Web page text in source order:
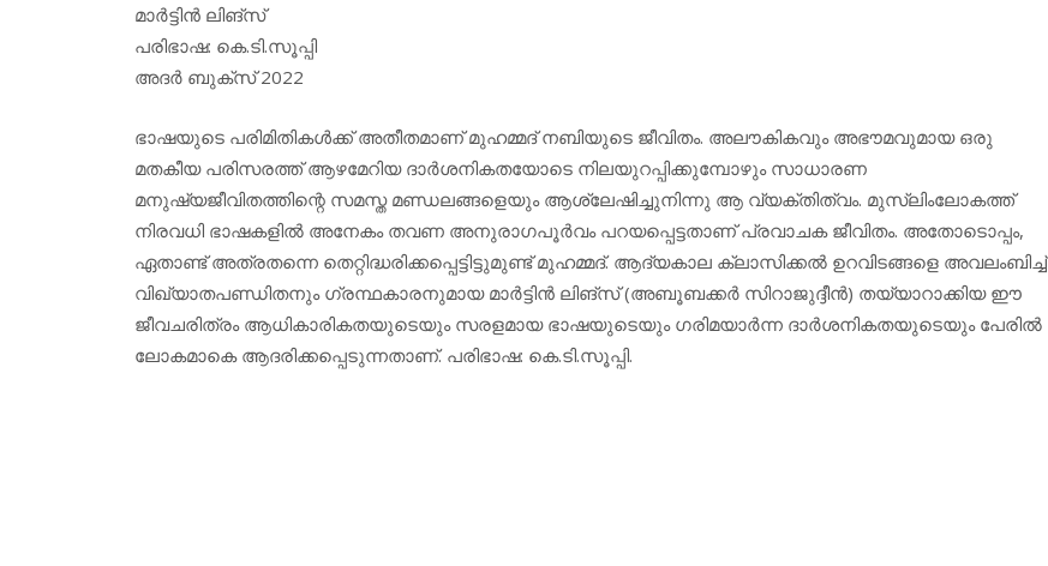
മാര്‍ട്ടിന്‍ ലിങ്‌സ്
പരിഭാഷ: കെ.ടി.സൂപ്പി
അദര്‍ ബുക്‌സ് 2022
ഭാഷയുടെ പരിമിതികള്‍ക്ക് അതീതമാണ് മുഹമ്മദ് നബിയുടെ ജീവിതം. അലൗകികവും അഭൗമവുമായ ഒരു
മതകീയ പരിസരത്ത് ആഴമേറിയ ദാര്‍ശനികതയോടെ നിലയുറപ്പിക്കുമ്പോഴും സാധാരണ
മനുഷ്യജീവിതത്തിന്റെ സമസ്ത മണ്ഡലങ്ങളെയും ആശ്ലേഷിച്ചുനിന്നു ആ വ്യക്തിത്വം. മുസ്ലിംലോകത്ത്
നിരവധി ഭാഷകളില്‍ അനേകം തവണ അനുരാഗപൂര്‍വം പറയപ്പെട്ടതാണ് പ്രവാചക ജീവിതം. അതോടൊപ്പം,
ഏതാണ്ട് അത്രതന്നെ തെറ്റിദ്ധരിക്കപ്പെട്ടിട്ടുമുണ്ട് മുഹമ്മദ്. ആദ്യകാല ക്ലാസിക്കല്‍ ഉറവിടങ്ങളെ അവലംബിച്ച്
വിഖ്യാതപണ്ഡിതനും ഗ്രന്ഥകാരനുമായ മാര്‍ട്ടിന്‍ ലിങ്സ് (അബൂബക്കര്‍ സിറാജുദ്ദീന്‍) തയ്യാറാക്കിയ ഈ
ജീവചരിത്രം ആധികാരികതയുടെയും സരളമായ ഭാഷയുടെയും ഗരിമയാര്‍ന്ന ദാര്‍ശനികതയുടെയും പേരില്‍
ലോകമാകെ ആദരിക്കപ്പെടുന്നതാണ്. പരിഭാഷ: കെ.ടി.സൂപ്പി.